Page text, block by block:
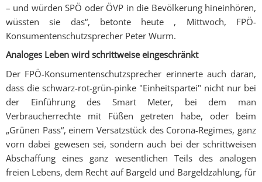
– und würden SPÖ oder ÖVP in die Bevölkerung hineinhören,
wüssten sie das“, betonte heute , Mittwoch, FPÖ-
Konsumentenschutzsprecher Peter Wurm.
Analoges Leben wird schrittweise eingeschränkt
Der FPÖ-Konsumentenschutzsprecher erinnerte auch daran,
dass die schwarz-rot-grün-pinke "Einheitspartei" nicht nur bei
der Einführung des Smart Meter, bei dem man
Verbraucherrechte mit Füßen getreten habe, oder beim
„Grünen Pass“, einem Versatzstück des Corona-Regimes, ganz
vorn dabei gewesen sei, sondern auch bei der schrittweisen
Abschaffung eines ganz wesentlichen Teils des analogen
freien Lebens, dem Recht auf Bargeld und Bargeldzahlung, für